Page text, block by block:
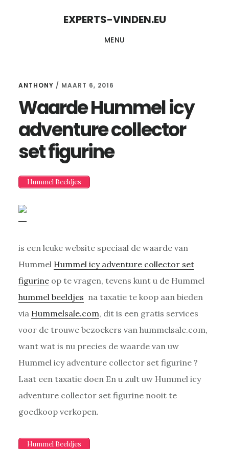
EXPERTS-VINDEN.EU
MENU
ANTHONY / MAART 6, 2016
Waarde Hummel icy
adventure collector
set figurine
Hummel Beeldjes
is een leuke website speciaal de waarde van
Hummel Hummel icy adventure collector set
figurineop te vragen, tevens kunt u de Hummel
hummel beeldjes na taxatie te koop aan bieden
via Hummelsale.com, dit is een gratis services
voor de trouwe bezoekers van hummelsale.com,
want wat is nu precies de waarde van uw
Hummel icy adventure collector set figurine ?
Laat een taxatie doen En u zult uw Hummel icy
adventure collector set figurine nooit te
goedkoop verkopen.
Hummel Beeldjes